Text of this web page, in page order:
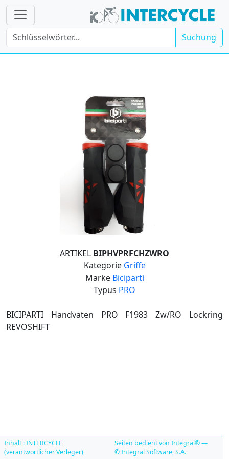
Suchung
ARTIKEL BIPHVPRFCHZWRO
Kategorie Griffe
Marke Biciparti
Typus PRO
BICIPARTI Handvaten PRO F1983 Zw/RO Lockring
REVOSHIFT
Inhalt : INTERCYCLE
(verantwortlicher Verleger)
Seiten bedient von Integral® —
© Integral Software, S.A.